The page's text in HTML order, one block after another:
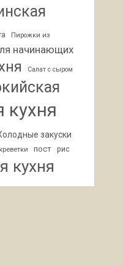
Пирожки из
начинающих
Салат с сыром
кухня
закуски
креветки пост рис
кухня